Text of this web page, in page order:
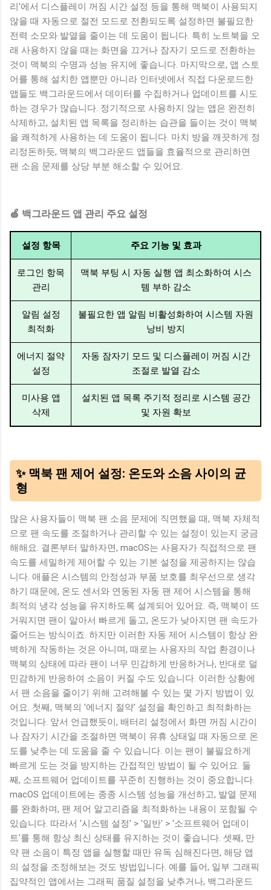
리'에서 디스플레이 꺼짐 시간 설정 등을 통해 맥북이 사용되지
않을 때 자동으로 절전 모드로 전환되도록 설정하면 불필요한
전력 소모와 발열을 줄이는 데 도움이 됩니다. 특히 노트북을 오
래 사용하지 않을 때는 화면을 끄거나 잠자기 모드로 전환하는
것이 맥북의 수명과 성능 유지에 좋습니다. 마지막으로, 앱 스토
어를 통해 설치한 앱뿐만 아니라 인터넷에서 직접 다운로드한
앱들도 백그라운드에서 데이터를 수집하거나 업데이트를 시도
하는 경우가 많습니다. 정기적으로 사용하지 않는 앱은 완전히
삭제하고, 설치된 앱 목록을 정리하는 습관을 들이는 것이 맥북
을 쾌적하게 사용하는 데 도움이 됩니다. 마치 방을 깨끗하게 정
리정돈하듯, 맥북의 백그라운드 앱들을 효율적으로 관리하면
팬 소음 문제를 상당 부분 해소할 수 있어요.
🍏 백그라운드 앱 관리 주요 설정
설정 항목 주요 기능 및 효과
로그인 항목
관리
맥북 부팅 시 자동 실행 앱 최소화하여 시스
템 부하 감소
알림 설정
최적화
불필요한 앱 알림 비활성화하여 시스템 자원
낭비 방지
에너지 절약
설정
자동 잠자기 모드 및 디스플레이 꺼짐 시간
조절로 발열 감소
미사용 앱
삭제
설치된 앱 목록 주기적 정리로 시스템 공간
및 자원 확보
✨ 맥북 팬 제어 설정: 온도와 소음 사이의 균
형
많은 사용자들이 맥북 팬 소음 문제에 직면했을 때, 맥북 자체적
으로 팬 속도를 조절하거나 관리할 수 있는 설정이 있는지 궁금
해해요. 결론부터 말하자면, macOS는 사용자가 직접적으로 팬
속도를 세밀하게 제어할 수 있는 기본 설정을 제공하지는 않습
니다. 애플은 시스템의 안정성과 부품 보호를 최우선으로 생각
하기 때문에, 온도 센서와 연동된 자동 팬 제어 시스템을 통해
최적의 냉각 성능을 유지하도록 설계되어 있어요. 즉, 맥북이 뜨
거워지면 팬이 알아서 빠르게 돌고, 온도가 낮아지면 팬 속도가
줄어드는 방식이죠. 하지만 이러한 자동 제어 시스템이 항상 완
벽하게 작동하는 것은 아니며, 때로는 사용자의 작업 환경이나
맥북의 상태에 따라 팬이 너무 민감하게 반응하거나, 반대로 덜
민감하게 반응하여 소음이 커질 수도 있습니다. 이러한 상황에
서 팬 소음을 줄이기 위해 고려해볼 수 있는 몇 가지 방법이 있
어요. 첫째, 맥북의 '에너지 절약' 설정을 확인하고 최적화하는
것입니다. 앞서 언급했듯이, 배터리 설정에서 화면 꺼짐 시간이
나 잠자기 시간을 조절하면 맥북이 유휴 상태일 때 자동으로 온
도를 낮추는 데 도움을 줄 수 있습니다. 이는 팬이 불필요하게
빠르게 도는 것을 방지하는 간접적인 방법이 될 수 있어요. 둘
째, 소프트웨어 업데이트를 꾸준히 진행하는 것이 중요합니다.
macOS 업데이트에는 종종 시스템 성능을 개선하고, 발열 문제
를 완화하며, 팬 제어 알고리즘을 최적화하는 내용이 포함될 수
있습니다. 따라서 '시스템 설정' > '일반' > '소프트웨어 업데이
트'를 통해 항상 최신 상태를 유지하는 것이 좋습니다. 셋째, 만
약 팬 소음이 특정 앱을 실행할 때만 유독 심해진다면, 해당 앱
의 설정을 조정해보는 것도 방법입니다. 예를 들어, 일부 그래픽
집약적인 앱에서는 그래픽 품질 설정을 낮추거나, 백그라운드